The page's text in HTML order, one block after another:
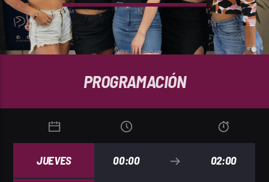
REPRODUCTOR WEB
0:00
PROGRAMACIÓN
JUEVES 00:00 02:00